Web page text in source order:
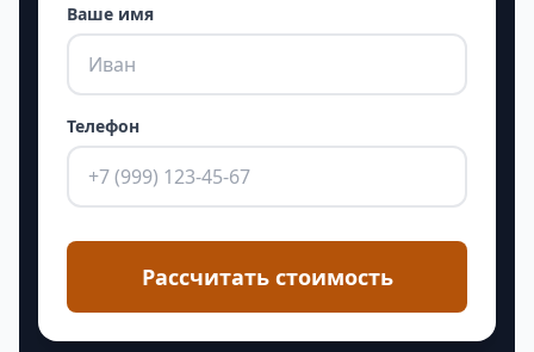
Ваше имя
Телефон
Рассчитать стоимость